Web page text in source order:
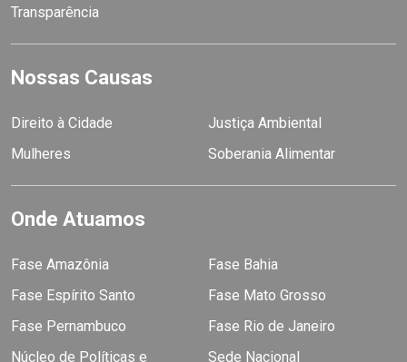
Transparência
Nossas Causas
Direito à Cidade
Justiça Ambiental
Mulheres
Soberania Alimentar
Onde Atuamos
Fase Amazônia
Fase Bahia
Fase Espírito Santo
Fase Mato Grosso
Fase Pernambuco
Fase Rio de Janeiro
Núcleo de Políticas e
Sede Nacional